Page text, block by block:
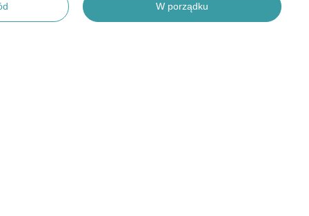
W porządku